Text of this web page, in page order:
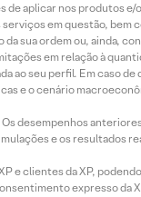
de aplicar nos produtos
em questão, bem
sua ordem ou, ainda,
em relação à
ao seu perfil. Em caso
e o cenário
desempenhos
e os resultados
e clientes da XP,
expresso da